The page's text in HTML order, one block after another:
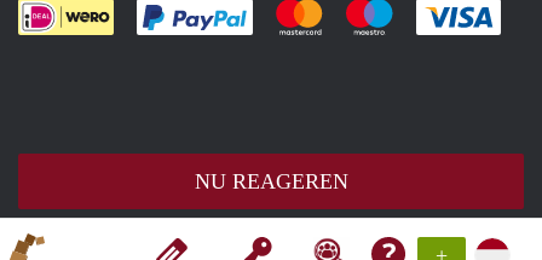
+
NU REAGEREN
Je rekent gemakkelijk af met Paypal
Je rekent gemakkelijk af met
Je rekent